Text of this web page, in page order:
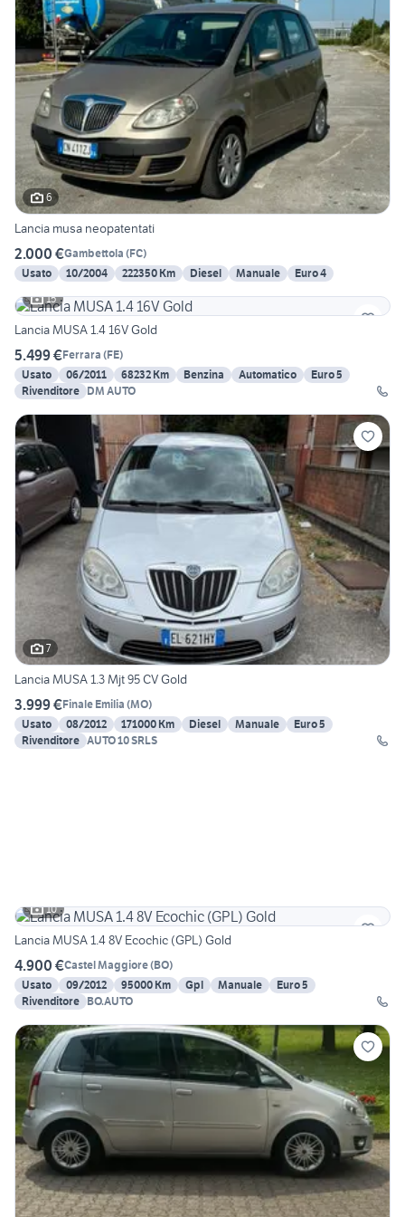
6
Lancia musa neopatentati
2.000 €Gambettola (FC)
Usato
10/2004 222350 Km Diesel Manuale
Euro 4
15
Lancia MUSA 1.4 16V Gold
5.499 €Ferrara (FE)
Usato
06/2011 68232 Km Benzina Automatico
Euro 5
Rivenditore DM AUTO
7
Lancia MUSA 1.3 Mjt 95 CV Gold
3.999 €Finale Emilia (MO)
Usato
08/2012 171000 Km Diesel Manuale
Euro 5
Rivenditore AUTO 10 SRLS
10
Lancia MUSA 1.4 8V Ecochic (GPL) Gold
4.900 €Castel Maggiore(BO)
Usato
09/2012 95000 Km Gpl Manuale
Euro 5
Rivenditore BO.AUTO